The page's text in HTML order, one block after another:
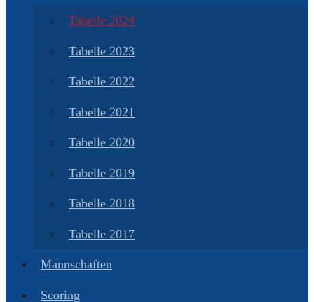
Tabelle 2024
Tabelle 2023
Tabelle 2022
Tabelle 2021
Tabelle 2020
Tabelle 2019
Tabelle 2018
Tabelle 2017
Mannschaften
Scoring